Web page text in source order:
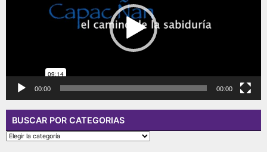
00:00 00:00
BUSCAR POR CATEGORIAS
BUSCAR
POR